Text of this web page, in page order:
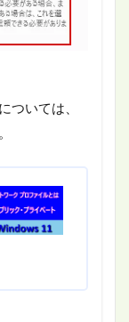
ついては、